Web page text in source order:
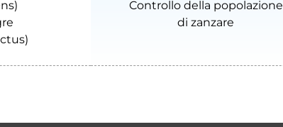
Controllo della popolazione
di zanzare